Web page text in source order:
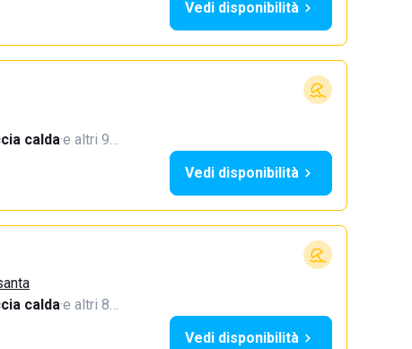
Vedi disponibilità
calda·e altri 9…
Vedi disponibilità
calda·e altri 8…
Vedi disponibilità